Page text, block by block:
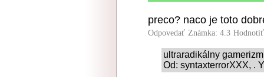
preco? naco je toto
Odpovedať Známka: 4.3
ultraradikálny
Od: syntaxterrorXXX, .